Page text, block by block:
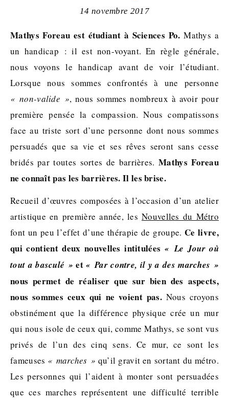
14 novembre 2017
Mathys Foreau est étudiant à Sciences Po. Mathys a
un handicap : il est non-voyant. En règle générale,
nous voyons le handicap avant de voir l’étudiant.
Lorsque nous sommes confrontés à une personne
« non-valide », nous sommes nombreux à avoir pour
première pensée la compassion. Nous compatissons
face au triste sort d’une personne dont nous sommes
persuadés que sa vie et ses rêves seront sans cesse
bridés par toutes sortes de barrières.Mathys Foreau
ne connaît pas les barrières. Il les brise.
Recueil d’œuvres composées à l’occasion d’un atelier
artistique en première année, lesNouvelles du Métro
font un peu l’effet d’une thérapie de groupe.Ce livre,
qui contient deux nouvelles intitulées « Le Jour où
tout a basculé » et« Par contre, il y a des marches »
nous permet de réaliser que sur bien des aspects,
nous sommes ceux qui ne voient pas.Nous croyons
obstinément que la différence physique crée un mur
qui nous isole de ceux qui, comme Mathys, se sont vus
privés de l’un des cinq sens. Ce mur, ce sont les
fameuses « marches » qu’il gravit en sortant du métro.
Les personnes qui l’aident à monter sont persuadées
que ces marches représentent une difficulté terrible